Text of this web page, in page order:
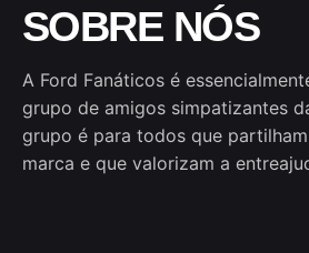
SOBRE NÓS
A Ford Fanáticos é
grupo de amigos simpatizantes
grupo é para todos que
marca e que valorizam a